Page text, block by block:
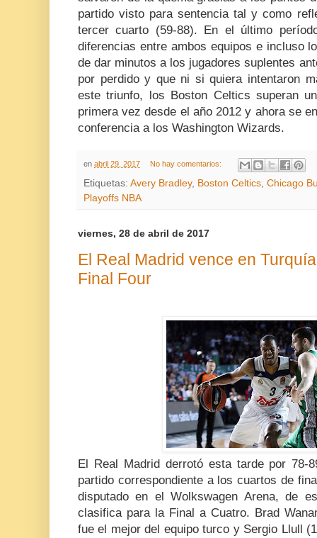
partido visto para sentencia tal y como
tercer cuarto (59-88). En el último
diferencias entre ambos equipos e incluso
de dar minutos a los jugadores suplentes
por perdido y que ni si quiera intentaron
este triunfo, los Boston Celtics superan
primera vez desde el año 2012 y ahora se
conferencia a los Washington Wizards.
en abril 29, 2017 No hay comentarios:
Etiquetas: Avery Bradley, Boston Celtics Chicago
Playoffs NBA
viernes, 28 de abril de 2017
El Real Madrid vence en
Final Four
El Real Madrid derrotó esta tarde por 78-
partido correspondiente a los cuartos de
disputado en el Wolkswagen Arena, de
clasifica para la Final a Cuatro. Brad
fue el mejor del equipo turco y Sergio Llull